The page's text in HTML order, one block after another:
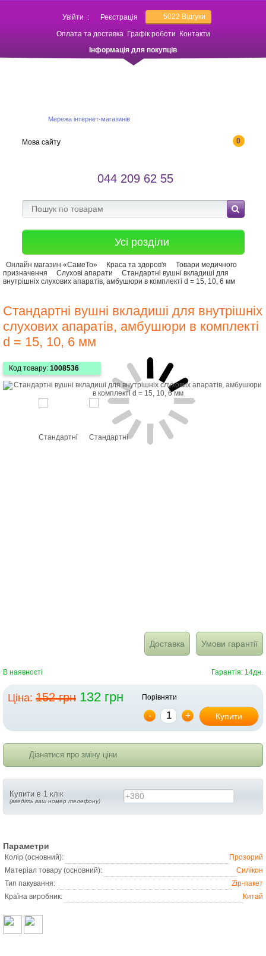
Увійти : Реєстрація 5022 Відгуки
Оплата та доставка Графік роботи
Контакти
Інформація для покупців
Мережа інтернет-магазинів
0
Мова сайту
044 209 62 55
Усі розділи
Онлайн магазин «СамеТо» Краса та здоров'я
Товари медичного
призначення
Слухові апарати
Стандартні вушні вкладиші для
внутрішніх слухових апаратів, амбушюри в комплекті d = 15, 10, 6 мм
Стандартні вушні вкладиші для внутрішніх
слухових апаратів, амбушюри в комплекті
d = 15, 10, 6 мм
Код товару: 1008536
Доставка Умови гарантії
В наявності Гарантія: 14дн.
Ціна: 152 грн 132 грн Порівняти
- + Купити
Дізнатися про зміну ціни
Купити в 1 клік
(введіть ваш номер телефону) +380
Параметри
Колір (основний):
Прозорий
Матеріал товару (основний):
Силікон
Тип пакування:
Zip-пакет
Країна виробник:
Китай